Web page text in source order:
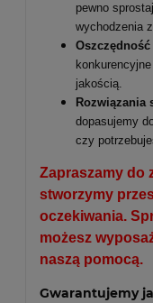
pewno
wychodzenia
jakością.
Rozwiązania
dopasujemy
czy
Zapraszamy do
stworzymy
oczekiwania.
możesz
naszą pomocą.
Gwarantujemy